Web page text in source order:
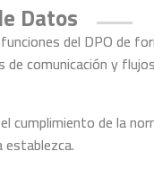
Datos
del DPO de
de comunicación y
cumplimiento de la
establezca.